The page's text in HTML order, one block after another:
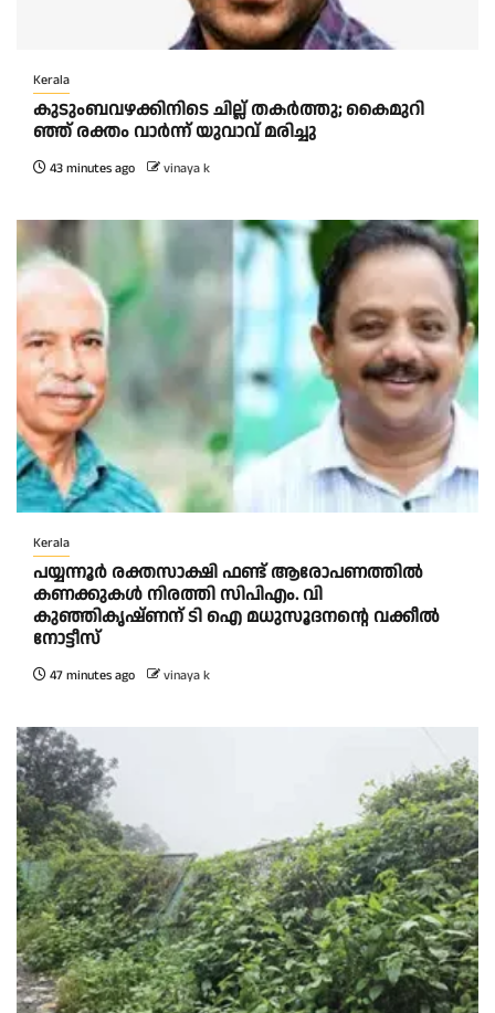
Kerala
കു​ടും​ബ​വ​ഴ​ക്കി​നി​ടെ ചി​ല്ല് ത​ക​ർ​ത്തു; കൈ​മു​റി​
ഞ്ഞ് ര​ക്തം വാ​ർ​ന്ന് യു​വാ​വ് മ​രി​ച്ചു
43 minutes ago vinaya k
Kerala
പയ്യന്നൂർ രക്തസാക്ഷി ഫണ്ട് ആരോപണത്തിൽ
കണക്കുകൾ നിരത്തി സിപിഎം. വി
കുഞ്ഞികൃഷ്ണന് ടി ഐ മധുസൂദനൻ്റെ വക്കീൽ
നോട്ടീസ്
47 minutes ago vinaya k